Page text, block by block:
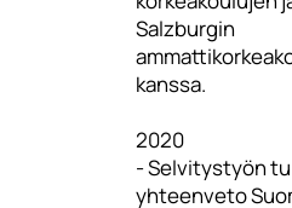
Salzburgin
kanssa.
2020
- Selvitystyön
yhteenveto